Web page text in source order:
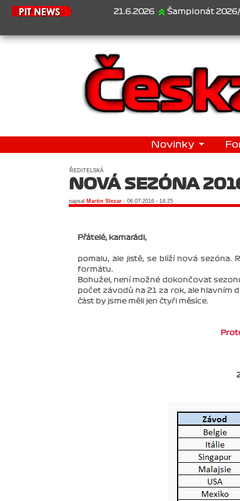
21.6.2026 Šampionát 2026/1 je
Novinky
ŘEDITELSKÁ
NOVÁ SEZÓNA
napsal Martin Slezar - 06.07.2016 - 14:25
Přátelé, kamarádi,
pomalu, ale jistě, se blíží nová
formátu.
Bohužel, není možné dokončovat
počet závodů na 21 za rok, ale hlavním
část by jsme měli jen čtyři měsíce.